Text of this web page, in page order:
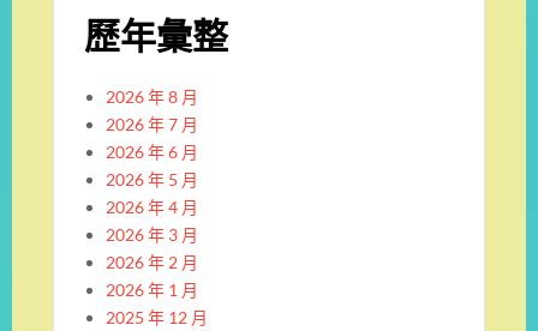
歷年彙整
2026 年 8 月
2026 年 7 月
2026 年 6 月
2026 年 5 月
2026 年 4 月
2026 年 3 月
2026 年 2 月
2026 年 1 月
2025 年 12 月